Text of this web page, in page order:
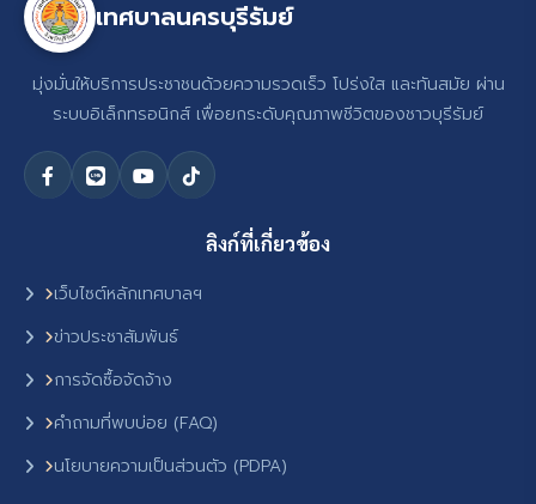
เทศบาลนครบุรีรัมย์
มุ่งมั่นให้บริการประชาชนด้วยความรวดเร็ว โปร่งใส และทันสมัย ผ่าน
ระบบอิเล็กทรอนิกส์ เพื่อยกระดับคุณภาพชีวิตของชาวบุรีรัมย์
ลิงก์ที่เกี่ยวข้อง
เว็บไซต์หลักเทศบาลฯ
ข่าวประชาสัมพันธ์
การจัดซื้อจัดจ้าง
คำถามที่พบบ่อย (FAQ)
นโยบายความเป็นส่วนตัว (PDPA)